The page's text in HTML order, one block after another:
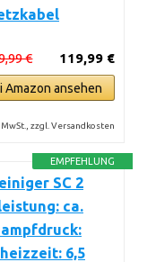
119,99 €
€
Amazon ansehen
zzgl. Versandkosten
EMPFEHLUNG
SC 2
ca.
6,5